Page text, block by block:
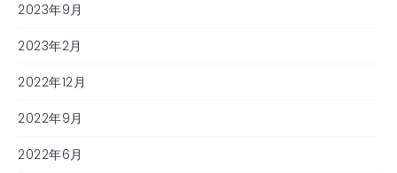
2023年9月
2023年2月
2022年12月
2022年9月
2022年6月